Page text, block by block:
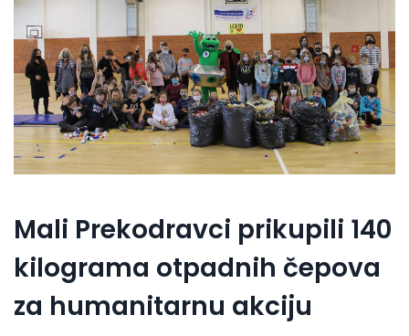
Mali Prekodravci prikupili 140
kilograma otpadnih čepova
za humanitarnu akciju